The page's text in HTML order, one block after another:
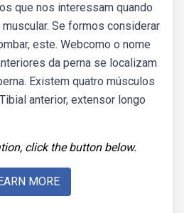
que nos interessam quando
Se formos considerar
este. Webcomo o nome
da perna se localizam
Existem quatro músculos
anterior, extensor longo
click the button below.
MORE